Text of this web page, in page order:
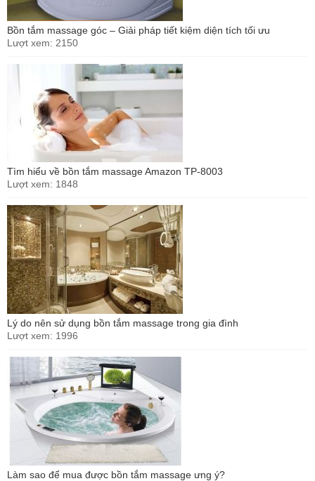
Bồn tắm massage góc – Giải pháp tiết kiệm diện tích tối ưu
Lượt xem: 2150
Tìm hiểu về bồn tắm massage Amazon TP-8003
Lượt xem: 1848
Lý do nên sử dụng bồn tắm massage trong gia đình
Lượt xem: 1996
Làm sao để mua được bồn tắm massage ưng ý?